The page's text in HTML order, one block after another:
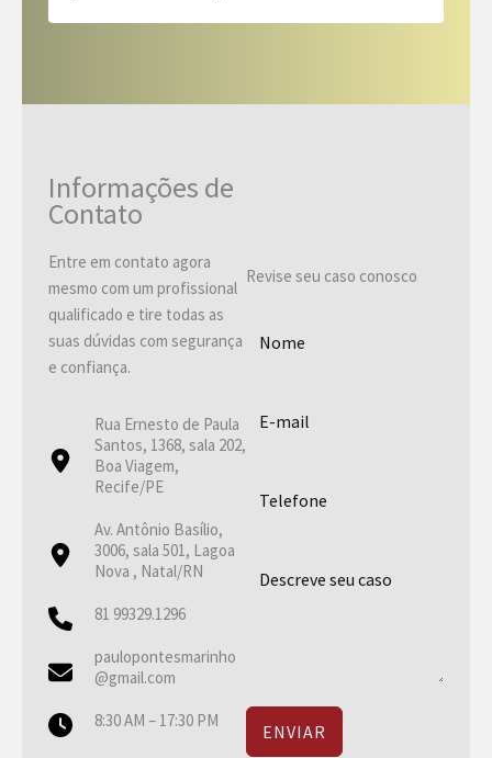
Informações de
Contato
Entre em contato agora
mesmo com um profissional
qualificado e tire todas as
suas dúvidas com segurança
e confiança.
Rua Ernesto de Paula
Santos, 1368, sala 202,
Boa Viagem,
Recife/PE
Av. Antônio Basílio,
3006, sala 501, Lagoa
Nova , Natal/RN
81 99329.1296
paulopontesmarinho
@gmail.com
8:30 AM – 17:30 PM
Revise seu caso conosco
ENVIAR